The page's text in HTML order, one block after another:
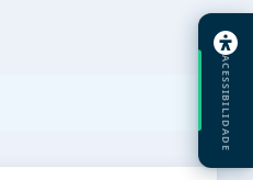
ACESSIBILIDADE